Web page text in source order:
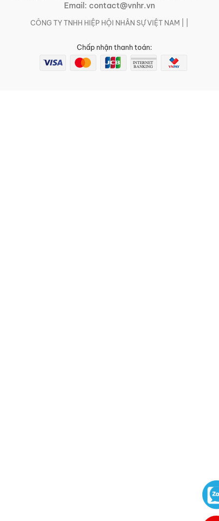
Email: contact@vnhr.vn
CÔNG TY TNHH HIỆP HỘI NHÂN SỰ VIỆT NAM | |
Chấp nhận thanh toán: